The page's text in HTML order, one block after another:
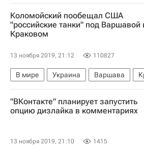
Турция
F-35
С-400 «Триумф»
Дональд Трамп
Коломойский пообещал США
"российские танки" под Варшавой
Краковом
13 ноября 2019, 21:12 110827
В мире Украина Варшава
Польша
Игорь Коломойский*
НАТО
Россия
"ВКонтакте" планирует запустить
опцию дизлайка в комментариях
13 ноября 2019, 21:10 1415